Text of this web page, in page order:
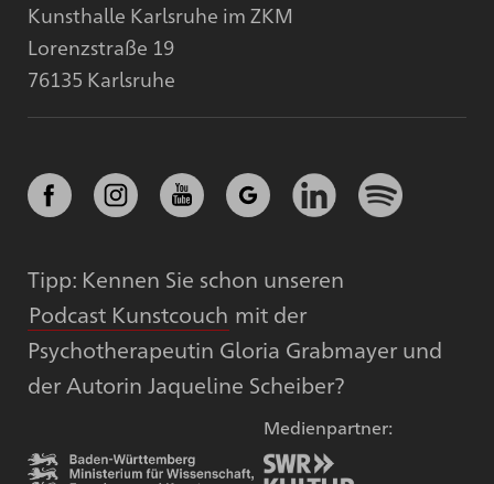
Kunsthalle Karlsruhe im ZKM
Lorenzstraße 19
76135 Karlsruhe
Tipp: Kennen Sie schon unseren
Podcast Kunstcouch mit der
Psychotherapeutin Gloria Grabmayer und
der Autorin Jaqueline Scheiber?
Medienpartner: